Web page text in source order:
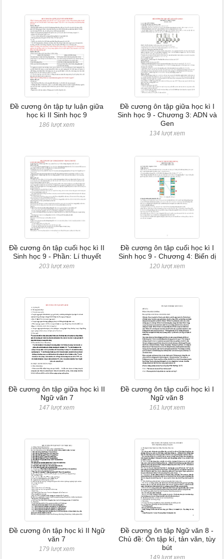
Đề cương ôn tập tự luận giữa
học kì II Sinh học 9
186 lượt xem
Đề cương ôn tập giữa học kì I
Sinh học 9 - Chương 3: ADN và
Gen
134 lượt xem
Đề cương ôn tập cuối học kì II
Sinh học 9 - Phần: Lí thuyết
203 lượt xem
Đề cương ôn tập cuối học kì I
Sinh học 9 - Chương 4: Biến dị
120 lượt xem
Đề cương ôn tập giữa học kì II
Ngữ văn 7
147 lượt xem
Đề cương ôn tập cuối học kì I
Ngữ văn 8
161 lượt xem
Đề cương ôn tập học kì II Ngữ
văn 7
179 lượt xem
Đề cương ôn tập Ngữ văn 8 -
Chủ đề: Ôn tập kí, tản văn, tùy
bút
149 lượt xem